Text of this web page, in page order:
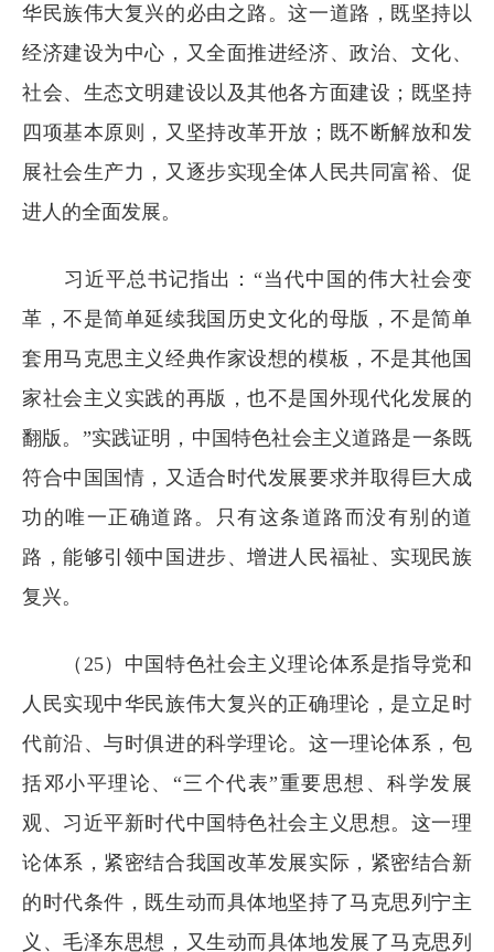
华民族伟大复兴的必由之路。这一道路，既坚持以
经济建设为中心，又全面推进经济、政治、文化、
社会、生态文明建设以及其他各方面建设；既坚持
四项基本原则，又坚持改革开放；既不断解放和发
展社会生产力，又逐步实现全体人民共同富裕、促
进人的全面发展。
习近平总书记指出：“当代中国的伟大社会变
革，不是简单延续我国历史文化的母版，不是简单
套用马克思主义经典作家设想的模板，不是其他国
家社会主义实践的再版，也不是国外现代化发展的
翻版。”实践证明，中国特色社会主义道路是一条既
符合中国国情，又适合时代发展要求并取得巨大成
功的唯一正确道路。只有这条道路而没有别的道
路，能够引领中国进步、增进人民福祉、实现民族
复兴。
（25）中国特色社会主义理论体系是指导党和
人民实现中华民族伟大复兴的正确理论，是立足时
代前沿、与时俱进的科学理论。这一理论体系，包
括邓小平理论、“三个代表”重要思想、科学发展
观、习近平新时代中国特色社会主义思想。这一理
论体系，紧密结合我国改革发展实际，紧密结合新
的时代条件，既生动而具体地坚持了马克思列宁主
义、毛泽东思想，又生动而具体地发展了马克思列